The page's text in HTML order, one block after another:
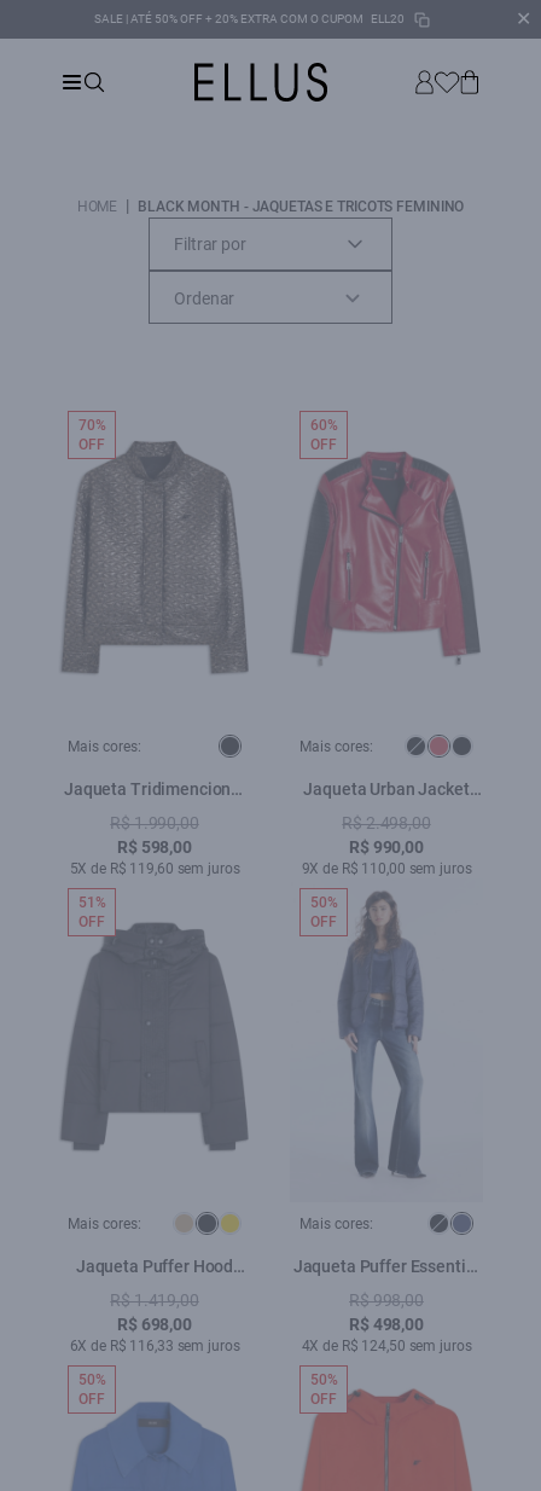
SALE | ATÉ 50% OFF + 20% EXTRA COM O CUPOM ELL20 ✕
HOME | BLACK MONTH - JAQUETAS E TRICOTS FEMININO
Filtrar por
Mais cores:
Jaqueta Tridimencional
Ellus Preto
R$ 1.990,00
R$ 598,00
5X de R$ 119,60 sem juros
70%
OFF
Mais cores:
Jaqueta Urban Jacket
Moto Vermelho
R$ 2.498,00
R$ 990,00
9X de R$ 110,00 sem juros
60%
OFF
Mais cores:
Jaqueta Puffer Hood
Preto
R$ 1.419,00
R$ 698,00
6X de R$ 116,33 sem juros
51%
OFF
Mais cores:
Jaqueta Puffer Essential
Ellus Dark Navy
R$ 998,00
R$ 498,00
4X de R$ 124,50 sem juros
50%
OFF
50%
OFF
50%
OFF